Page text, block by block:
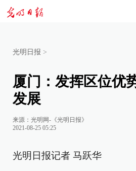
光明日报 >
厦门：发挥区位优
发展
来源： 光明网-《光明日报》
2021-08-25 05:25
光明日报记者 马跃华